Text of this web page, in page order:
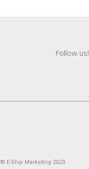
Follow us!
© E-Ship Marketing 2023